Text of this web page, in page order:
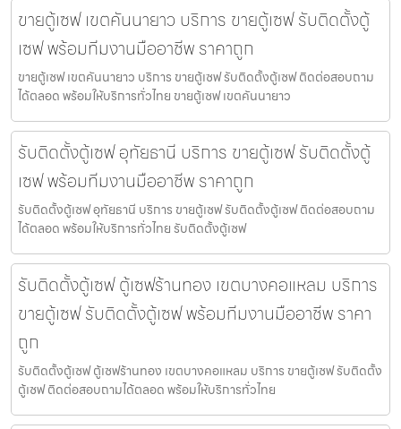
ขายตู้เซฟ เขตคันนายาว บริการ ขายตู้เซฟ รับติดตั้งตู้
เซฟ พร้อมทีมงานมืออาชีพ ราคาถูก
ขายตู้เซฟ เขตคันนายาว บริการ ขายตู้เซฟ รับติดตั้งตู้เซฟ ติดต่อสอบถาม
ได้ตลอด พร้อมให้บริการทั่วไทย ขายตู้เซฟ เขตคันนายาว
รับติดตั้งตู้เซฟ อุทัยธานี บริการ ขายตู้เซฟ รับติดตั้งตู้
เซฟ พร้อมทีมงานมืออาชีพ ราคาถูก
รับติดตั้งตู้เซฟ อุทัยธานี บริการ ขายตู้เซฟ รับติดตั้งตู้เซฟ ติดต่อสอบถาม
ได้ตลอด พร้อมให้บริการทั่วไทย รับติดตั้งตู้เซฟ
รับติดตั้งตู้เซฟ ตู้เซฟร้านทอง เขตบางคอแหลม บริการ
ขายตู้เซฟ รับติดตั้งตู้เซฟ พร้อมทีมงานมืออาชีพ ราคา
ถูก
รับติดตั้งตู้เซฟ ตู้เซฟร้านทอง เขตบางคอแหลม บริการ ขายตู้เซฟ รับติดตั้ง
ตู้เซฟ ติดต่อสอบถามได้ตลอด พร้อมให้บริการทั่วไทย